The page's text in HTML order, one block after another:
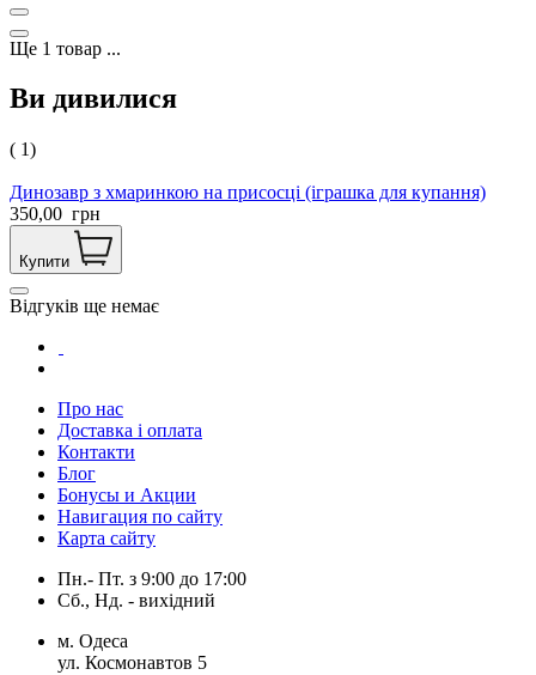
Ще 1 товар ...
Ви дивилися
( 1)
Динозавр з хмаринкою на присосці (іграшка для купання)
350,00 грн
Купити
Відгуків ще немає
Про нас
Доставка і оплата
Контакти
Блог
Бонусы и Акции
Навигация по сайту
Карта сайту
Пн.- Пт. з 9:00 до 17:00
Сб., Нд. - вихідний
м. Одеса
ул. Космонавтов 5